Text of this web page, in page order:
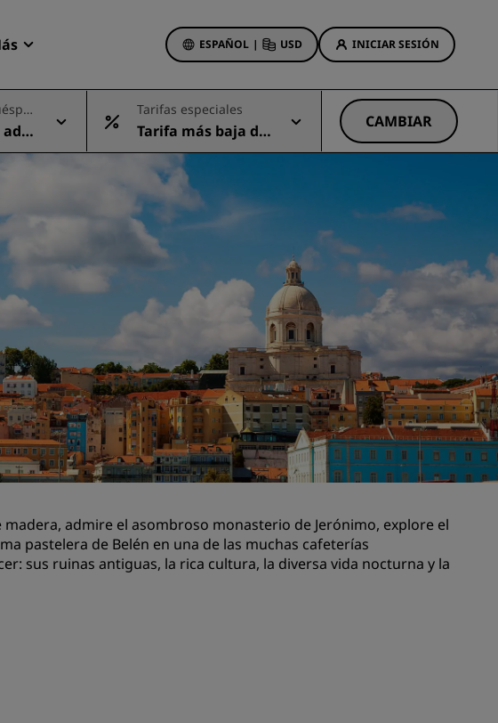
Radisson Rewards
Mis reservas
ESPAÑOL | USD INICIAR SESIÓN
hotel
aeropuerto
y de próxima
Meetings
de reuniones
eventos
Ofertas de hotel
A la primera va la vencida
Ofertas especiales
Reservar con antelación
Consultar nuestros paquetes
Ideas de viaje
Hoteles para familias
Rad Pets
Espacios para celebración de
bodas
Estancias sostenibles
deportivos
Viajeros de negocios
Hoteles en el centro de la ciudad
Tarifas especiales
Tarifa más baja dis
ponible
CAMBIAR
admire el asombroso monasterio de Jerónimo, explore el
pastelera de Belén en una de las muchas cafeterías
sus ruinas antiguas, la rica cultura, la diversa vida nocturna y la